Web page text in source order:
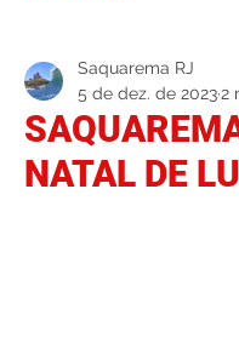
NATAL DE
Saquarema RJ
5 de dez. de 2023 2